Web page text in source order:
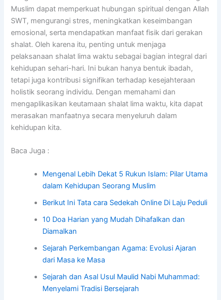
Muslim dapat memperkuat hubungan spiritual dengan Allah
SWT, mengurangi stres, meningkatkan keseimbangan
emosional, serta mendapatkan manfaat fisik dari gerakan
shalat. Oleh karena itu, penting untuk menjaga
pelaksanaan shalat lima waktu sebagai bagian integral dari
kehidupan sehari-hari. Ini bukan hanya bentuk ibadah,
tetapi juga kontribusi signifikan terhadap kesejahteraan
holistik seorang individu. Dengan memahami dan
mengaplikasikan keutamaan shalat lima waktu, kita dapat
merasakan manfaatnya secara menyeluruh dalam
kehidupan kita.
Baca Juga :
Mengenal Lebih Dekat 5 Rukun Islam: Pilar Utama
dalam Kehidupan Seorang Muslim
Berikut Ini Tata cara Sedekah Online Di Laju Peduli
10 Doa Harian yang Mudah Dihafalkan dan
Diamalkan
Sejarah Perkembangan Agama: Evolusi Ajaran
dari Masa ke Masa
Sejarah dan Asal Usul Maulid Nabi Muhammad:
Menyelami Tradisi Bersejarah